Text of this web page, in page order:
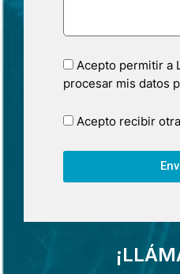
Acepto permitir a
procesar mis datos
Acepto recibir